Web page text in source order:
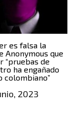
es falsa la
Anonymous que
“pruebas de
ha engañado
colombiano”
2023